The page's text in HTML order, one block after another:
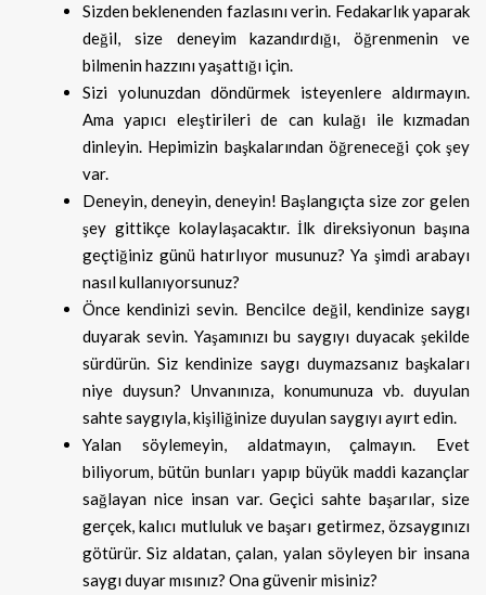
Sizden beklenenden fazlasını verin. Fedakarlık yaparak
değil, size deneyim kazandırdığı, öğrenmenin ve
bilmenin hazzını yaşattığı için.
Sizi yolunuzdan döndürmek isteyenlere aldırmayın.
Ama yapıcı eleştirileri de can kulağı ile kızmadan
dinleyin. Hepimizin başkalarından öğreneceği çok şey
var.
Deneyin, deneyin, deneyin! Başlangıçta size zor gelen
şey gittikçe kolaylaşacaktır. İlk direksiyonun başına
geçtiğiniz günü hatırlıyor musunuz? Ya şimdi arabayı
nasıl kullanıyorsunuz?
Önce kendinizi sevin. Bencilce değil, kendinize saygı
duyarak sevin. Yaşamınızı bu saygıyı duyacak şekilde
sürdürün. Siz kendinize saygı duymazsanız başkaları
niye duysun? Unvanınıza, konumunuza vb. duyulan
sahte saygıyla, kişiliğinize duyulan saygıyı ayırt edin.
Yalan söylemeyin, aldatmayın, çalmayın. Evet
biliyorum, bütün bunları yapıp büyük maddi kazançlar
sağlayan nice insan var. Geçici sahte başarılar, size
gerçek, kalıcı mutluluk ve başarı getirmez, özsaygınızı
götürür. Siz aldatan, çalan, yalan söyleyen bir insana
saygı duyar mısınız? Ona güvenir misiniz?